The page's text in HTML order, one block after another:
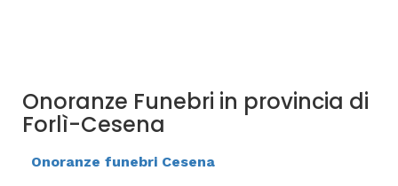
Onoranze Funebri in provincia di
Forlì-Cesena
Onoranze funebri Cesena